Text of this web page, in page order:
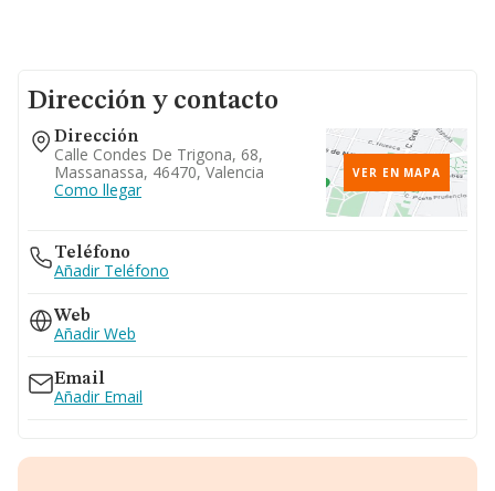
Dirección y contacto
Dirección
Calle Condes De Trigona, 68,
Massanassa, 46470, Valencia
Como llegar
VER EN MAPA
Teléfono
Añadir Teléfono
Web
Añadir Web
Email
Añadir Email